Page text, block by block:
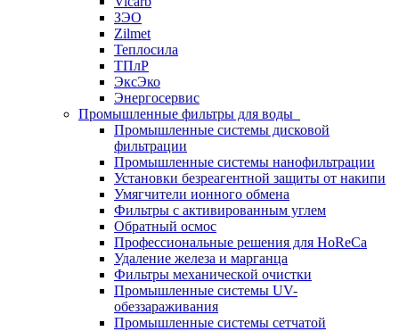
ЗЭО
Zilmet
Теплосила
ТПлР
ЭксЭко
Энергосервис
Промышленные фильтры для воды
Промышленные системы дисковой
фильтрации
Промышленные системы нанофильтрации
Установки безреагентной защиты от накипи
Умягчители ионного обмена
Фильтры с активированным углем
Обратный осмос
Профессиональные решения для HoReCa
Удаление железа и марганца
Фильтры механической очистки
Промышленные системы UV-
обеззараживания
Промышленные системы сетчатой